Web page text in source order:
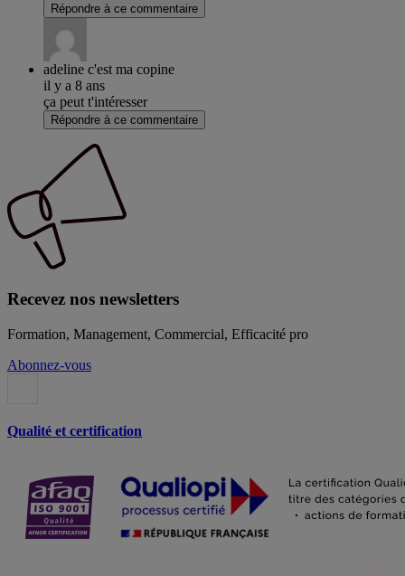
Répondre à ce commentaire
adeline c'est ma copine
il y a 8 ans
ça peut t'intéresser
Répondre à ce commentaire
Recevez nos newsletters
Formation, Management, Commercial, Efficacité pro
Abonnez-vous
Qualité et certification